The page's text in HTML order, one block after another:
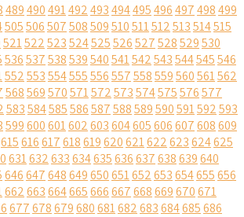
489490491492493494495496497498499
505506507508509510511512513514515
521522523524525526527528529530
536537538539540541542543544545546
552553554555556557558559560561562
568569570571572573574575576577
583584585586587588589590591592593
599600601602603604605606607608609
615616617618619620621622623624625
631632633634635636637638639640
646647648649650651652653654655656
662663664665666667668669670671
677678679680681682683684685686